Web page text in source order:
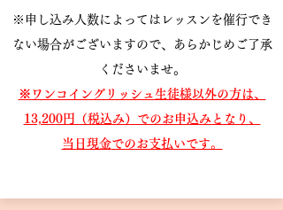
※申し込み人数によってはレッスンを催行でき
ない場合がございますので、あらかじめご了承
くださいませ。
※ワンコイングリッシュ生徒様以外の方は、
13,200円（税込み）でのお申込みとなり、
​当日現金でのお支払いです。